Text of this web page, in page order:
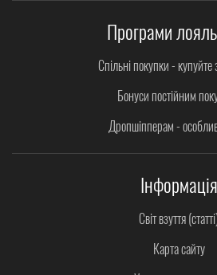
Програми
Спільні покупки -
Бонуси постійним
Дропшіпперам -
Інформація
Світ взуття
Карта сайту